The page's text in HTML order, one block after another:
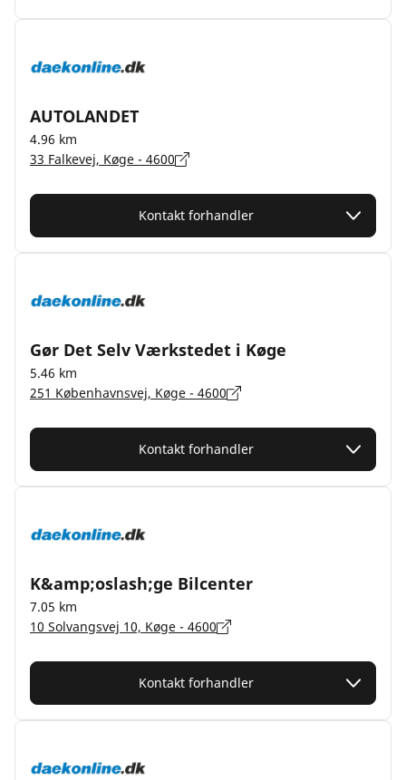
AUTOLANDET
4.96 km
33 Falkevej, Køge - 4600
Kontakt forhandler
Gør Det Selv Værkstedet i Køge
5.46 km
251 Københavnsvej, Køge - 4600
Kontakt forhandler
K&amp;oslash;ge Bilcenter
7.05 km
10 Solvangsvej 10, Køge - 4600
Kontakt forhandler